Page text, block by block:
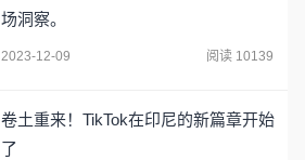
场洞察。
2023-12-09 阅读 10139
卷土重来！TikTok在印尼的新篇章开始
了